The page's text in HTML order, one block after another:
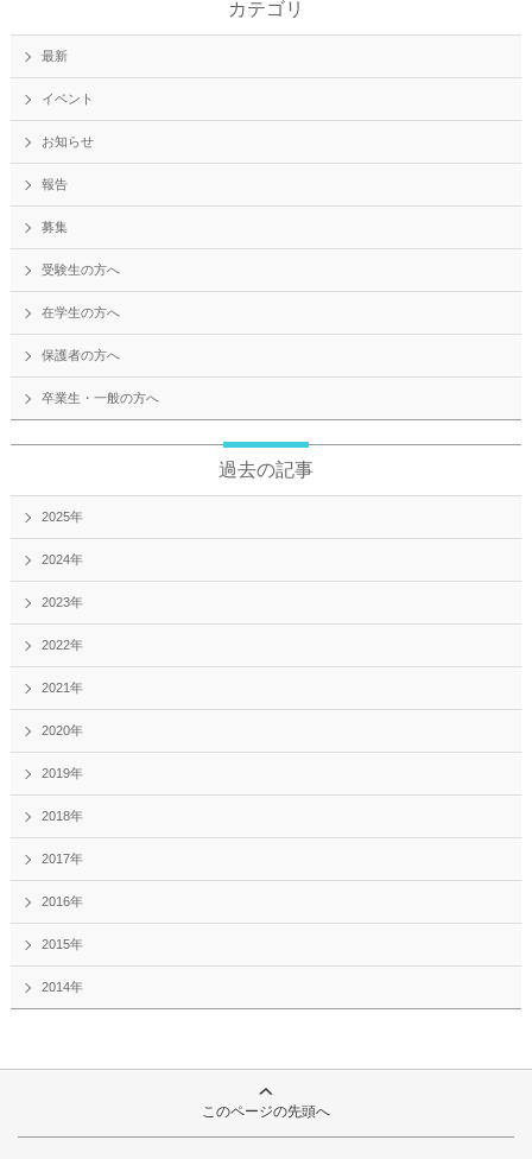
カテゴリ
最新
イベント
お知らせ
報告
募集
受験生の方へ
在学生の方へ
保護者の方へ
卒業生・一般の方へ
過去の記事
2025年
2024年
2023年
2022年
2021年
2020年
2019年
2018年
2017年
2016年
2015年
2014年
このページの先頭へ